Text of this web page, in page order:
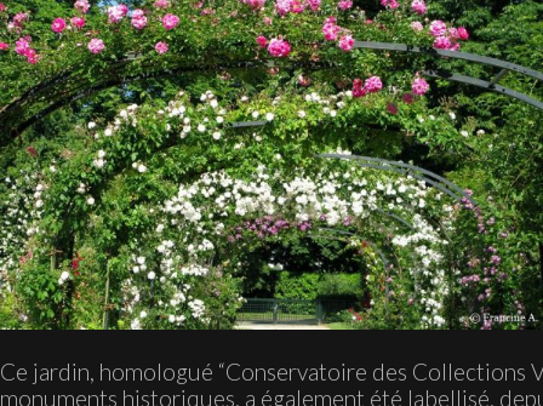
Ce jardin, homologué “Conservatoire des Collections
monuments historiques, a également été labellisé,